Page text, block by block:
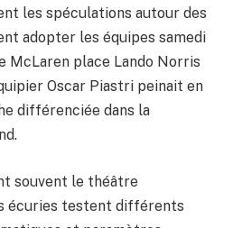
les spéculations autour des
adopter les équipes samedi
McLaren place Lando Norris
Oscar Piastri peinait en
différenciée dans la
souvent le théâtre
écuries testent différents